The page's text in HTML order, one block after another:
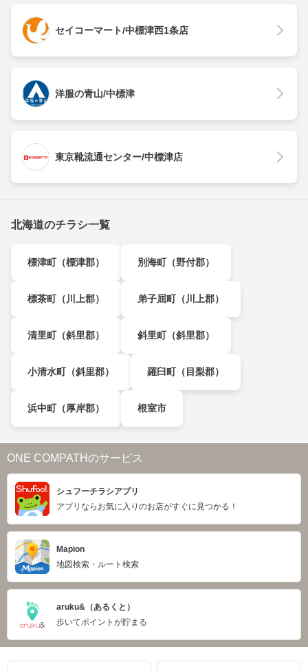
セイコーマート/中標津西1条店
洋服の青山/中標津
東京靴流通センター/中標津店
北海道のチラシ一覧
標津町（標津郡） 別海町（野付郡）
標茶町（川上郡） 弟子屈町（川上郡）
清里町（斜里郡） 斜里町（斜里郡）
小清水町（斜里郡） 羅臼町（目梨郡）
浜中町（厚岸郡） 根室市
ONE COMPATHのサービス
シュフーチラシアプリ
アプリならお気に入りのお店がすぐに見つかる！
Mapion
地図検索・ルート検索
aruku&（あるくと）
歩いてポイントが貯まる